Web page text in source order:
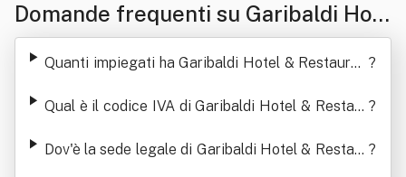
Domande frequenti su Garibaldi Hot
el & Restaurant Srl
Quanti impiegati ha Garibaldi Hotel & Restauran ?
Qual è il codice IVA di Garibaldi Hotel & Restaur ?
Dov'è la sede legale di Garibaldi Hotel & Restaur ?